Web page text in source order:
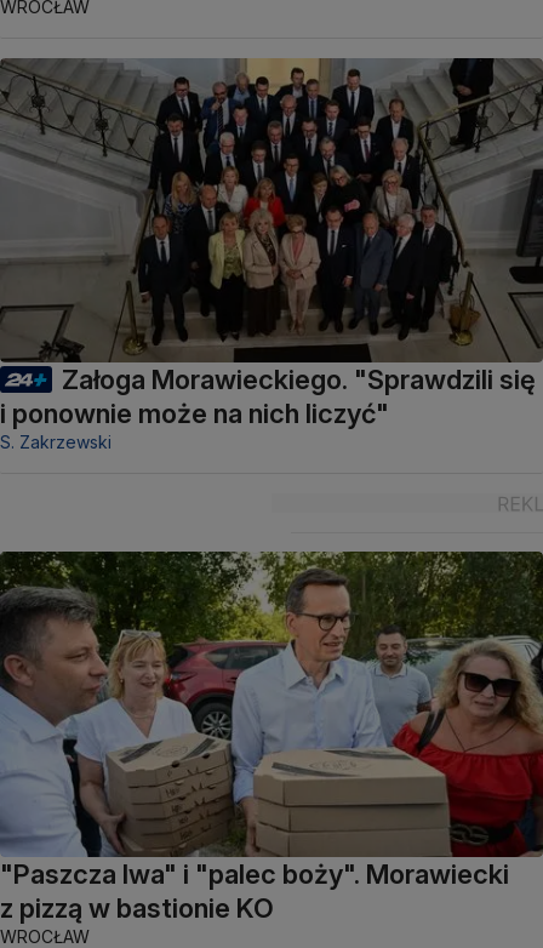
WROCŁAW
Załoga Morawieckiego. "Sprawdzili się
i ponownie może na nich liczyć"
S. Zakrzewski
"Paszcza lwa" i "palec boży". Morawiecki
z pizzą w bastionie KO
WROCŁAW